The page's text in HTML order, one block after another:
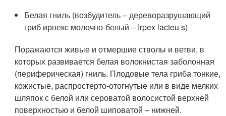
Белая гниль (возбудитель – дереворазрушающий
гриб ирпекс молочно-белый – Irpex lacteu s)
Поражаются живые и отмершие стволы и ветви, в
которых развивается белая волокнистая заболонная
(периферическая) гниль. Плодовые тела гриба тонкие,
кожистые, распростерто-отогнутые или в виде мелких
шляпок с белой или сероватой волосистой верхней
поверхностью и белой шиповатой – нижней.